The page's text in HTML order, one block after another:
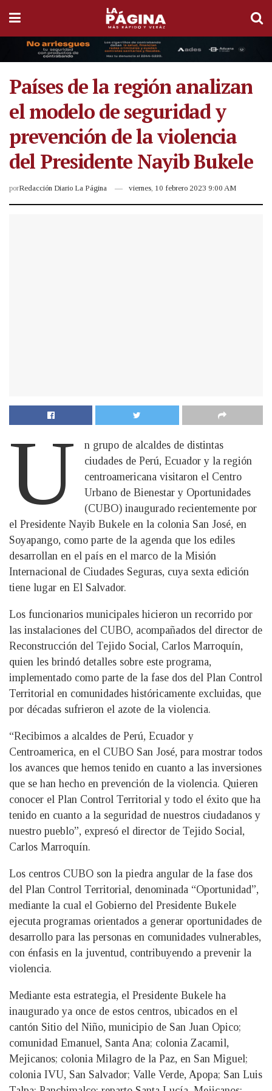
Países de la región analizan
el modelo de seguridad y
prevención de la violencia
del Presidente Nayib Bukele
porRedacción Diario La Página viernes, 10 febrero 2023 9:00 AM
U
n grupo de alcaldes de distintas
ciudades de Perú, Ecuador y la región
centroamericana visitaron el Centro
Urbano de Bienestar y Oportunidades
(CUBO) inaugurado recientemente por
el Presidente Nayib Bukele en la colonia San José, en
Soyapango, como parte de la agenda que los ediles
desarrollan en el país en el marco de la Misión
Internacional de Ciudades Seguras, cuya sexta edición
tiene lugar en El Salvador.
Los funcionarios municipales hicieron un recorrido por
las instalaciones del CUBO, acompañados del director de
Reconstrucción del Tejido Social, Carlos Marroquín,
quien les brindó detalles sobre este programa,
implementado como parte de la fase dos del Plan Control
Territorial en comunidades históricamente excluidas, que
por décadas sufrieron el azote de la violencia.
“Recibimos a alcaldes de Perú, Ecuador y
Centroamerica, en el CUBO San José, para mostrar todos
los avances que hemos tenido en cuanto a las inversiones
que se han hecho en prevención de la violencia. Quieren
conocer el Plan Control Territorial y todo el éxito que ha
tenido en cuanto a la seguridad de nuestros ciudadanos y
nuestro pueblo”, expresó el director de Tejido Social,
Carlos Marroquín.
Los centros CUBO son la piedra angular de la fase dos
del Plan Control Territorial, denominada “Oportunidad”,
mediante la cual el Gobierno del Presidente Bukele
ejecuta programas orientados a generar oportunidades de
desarrollo para las personas en comunidades vulnerables,
con énfasis en la juventud, contribuyendo a prevenir la
violencia.
Mediante esta estrategia, el Presidente Bukele ha
inaugurado ya once de estos centros, ubicados en el
cantón Sitio del Niño, municipio de San Juan Opico;
comunidad Emanuel, Santa Ana; colonia Zacamil,
Mejicanos; colonia Milagro de la Paz, en San Miguel;
colonia IVU, San Salvador; Valle Verde, Apopa; San Luis